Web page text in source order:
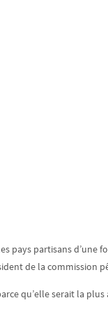
pays partisans
de la
qu’elle serait la